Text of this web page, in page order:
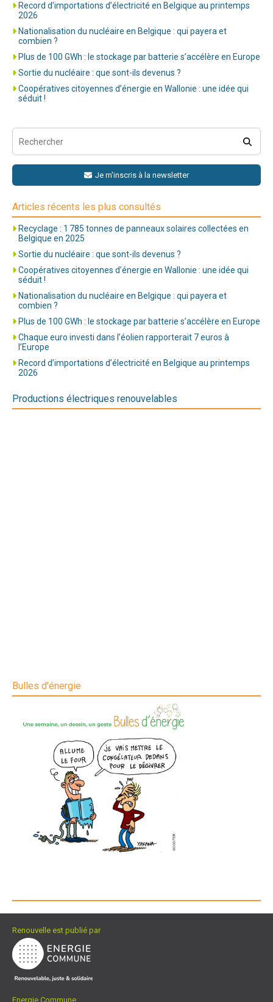
Record d’importations d’électricité en Belgique au printemps
2026
Nationalisation du nucléaire en Belgique : qui payera et
combien ?
Plus de 100 GWh : le stockage par batterie s’accélère en Europe
Sortie du nucléaire : que sont-ils devenus ?
Coopératives citoyennes d’énergie en Wallonie : une idée qui
séduit !
Je m'inscris à la newsletter
Articles récents les plus consultés
Recyclage : 1 785 tonnes de panneaux solaires collectées en
Belgique en 2025
Sortie du nucléaire : que sont-ils devenus ?
Coopératives citoyennes d’énergie en Wallonie : une idée qui
séduit !
Nationalisation du nucléaire en Belgique : qui payera et
combien ?
Plus de 100 GWh : le stockage par batterie s’accélère en Europe
Chaque euro investi dans l’éolien rapporterait 7 euros à
l’Europe
Record d’importations d’électricité en Belgique au printemps
2026
Productions électriques renouvelables
Bulles d'énergie
Renouvelle est publié par
Energie Commune